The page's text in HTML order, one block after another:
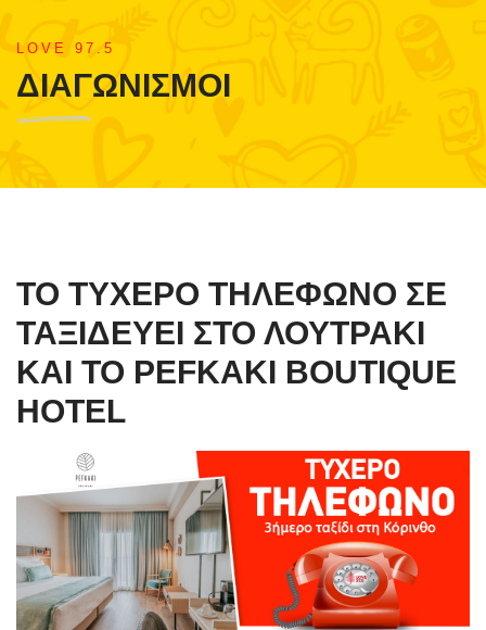
LOVE 97.5
ΔΙΑΓΩΝΙΣΜΟΙ
ΤΟ ΤΥΧΕΡΟ ΤΗΛΕΦΩΝΟ ΣΕ
ΤΑΞΙΔΕΥΕΙ ΣΤΟ ΛΟΥΤΡΑΚΙ
ΚΑΙ ΤΟ PEFKAKI BOUTIQUE
HOTEL